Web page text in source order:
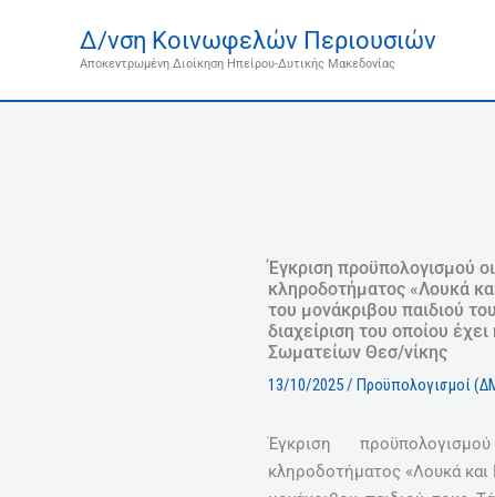
περιεχόμενο
Δ/νση Κοινωφελών Περιουσιών
Αποκεντρωμένη Διοίκηση Ηπείρου-Δυτικής Μακεδονίας
Έγκριση προϋπολογισμού
κληροδοτήματος «Λουκά
του μονάκριβου παιδιού
διαχείριση του οποίου
Σωματείων Θεσ/νίκης
13/10/2025/Προϋπολογισμοί
Έγκριση
κληροδοτήματος «Λουκά